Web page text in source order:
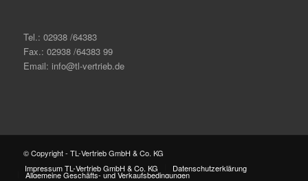
Tel.: 02938 /64383
Fax.: 02938 /64383 99
Email: info@tl-vertrieb.de
© Copyright - TL-Vertrieb GmbH & Co. KG
Impressum TL-Vertrieb GmbH & Co. KG
Datenschutzerklärung
Allgemeine Geschäfts- und Verkaufsbedingungen